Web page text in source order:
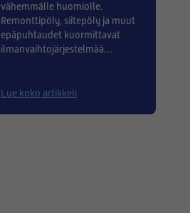
vähemmälle huomiolle.
Remonttipöly, siitepöly ja muut
epäpuhtaudet kuormittavat
ilmanvaihtojärjestelmää
tarkistaa ennen remonttia ja sen
Lue koko artikkeli